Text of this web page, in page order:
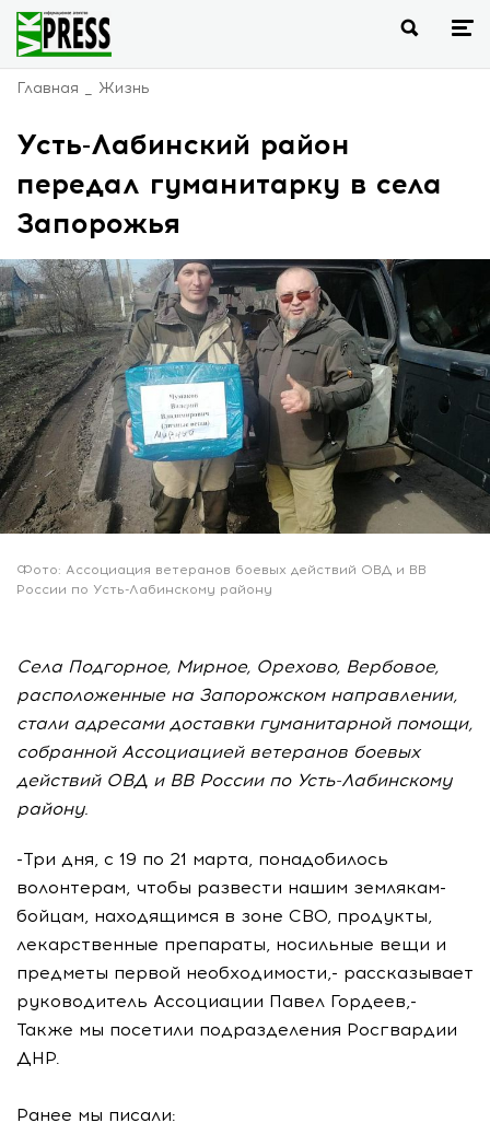
Главная Жизнь
Усть-Лабинский район
передал гуманитарку в села
Запорожья
Фото: Ассоциация ветеранов боевых действий ОВД и ВВ
России по Усть-Лабинскому району
Села Подгорное, Мирное, Орехово, Вербовое,
расположенные на Запорожском направлении,
стали адресами доставки гуманитарной помощи,
собранной Ассоциацией ветеранов боевых
действий ОВД и ВВ России по Усть-Лабинскому
району.
-Три дня, с 19 по 21 марта, понадобилось
волонтерам, чтобы развести нашим землякам-
бойцам, находящимся в зоне СВО, продукты,
лекарственные препараты, носильные вещи и
предметы первой необходимости,- рассказывает
руководитель Ассоциации Павел Гордеев,-
Также мы посетили подразделения Росгвардии
ДНР.
Ранее мы писали: